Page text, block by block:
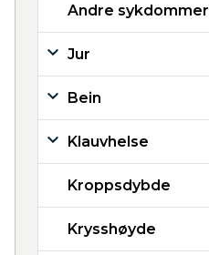
Andre sykdommer
Jur
Bein
Klauvhelse
Kroppsdybde
Krysshøyde